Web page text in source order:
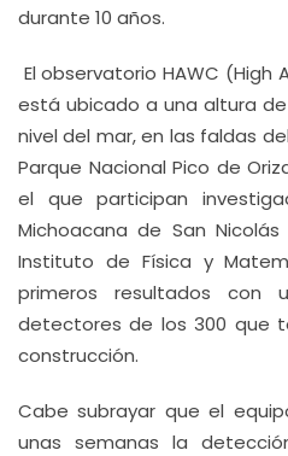
durante 10 años.
El observatorio HAWC
está ubicado a una altura
nivel del mar, en las faldas
Parque Nacional Pico de
el que participan
Michoacana de San
Instituto de Física y
primeros resultados con
detectores de los 300 que
construcción.
Cabe subrayar que el
unas semanas la